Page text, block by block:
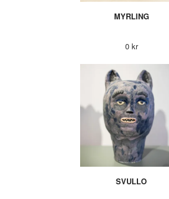
MYRLING
0 kr
SVULLO